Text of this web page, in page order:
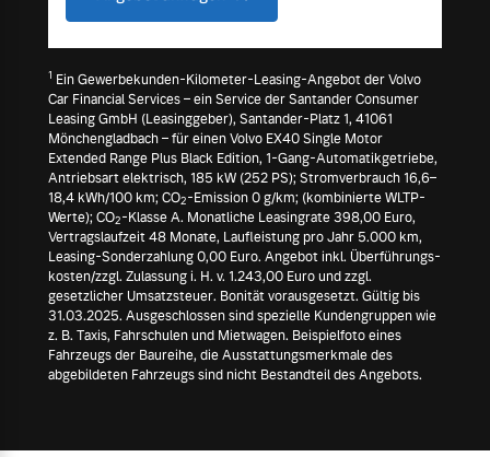
1 Ein Gewerbekunden-Kilometer-Leasing-Angebot der Volvo
Car Financial Services – ein Service der Santander Consumer
Leasing GmbH (Leasinggeber), Santander-Platz 1, 41061
Mönchengladbach – für einen Volvo EX40 Single Motor
Extended Range Plus Black Edition, 1-Gang-Automatikgetriebe,
Antriebsart elektrisch, 185 kW (252 PS); Stromverbrauch 16,6–
18,4 kWh/100 km; CO2-Emission 0 g/km; (kombinierte WLTP-
Werte); CO2-Klasse A. Monatliche Leasingrate 398,00 Euro,
Vertragslaufzeit 48 Monate, Laufleistung pro Jahr 5.000 km,
Leasing-Sonderzahlung 0,00 Euro. Angebot inkl. Überführungs-
kosten/zzgl. Zulassung i. H. v. 1.243,00 Euro und zzgl.
gesetzlicher Umsatzsteuer. Bonität vorausgesetzt. Gültig bis
31.03.2025. Ausgeschlossen sind spezielle Kundengruppen wie
z. B. Taxis, Fahrschulen und Mietwagen. Beispielfoto eines
Fahrzeugs der Baureihe, die Ausstattungsmerkmale des
abgebildeten Fahrzeugs sind nicht Bestandteil des Angebots.